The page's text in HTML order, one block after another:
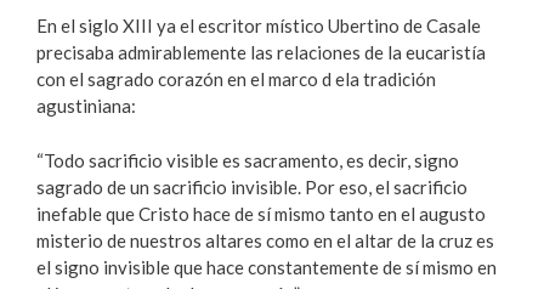
En el siglo XIII ya el escritor místico Ubertino de Casale
precisaba admirablemente las relaciones de la eucaristía
con el sagrado corazón en el marco d ela tradición
agustiniana:
“Todo sacrificio visible es sacramento, es decir, signo
sagrado de un sacrificio invisible. Por eso, el sacrificio
inefable que Cristo hace de sí mismo tanto en el augusto
misterio de nuestros altares como en el altar de la cruz es
el signo invisible que hace constantemente de sí mismo en